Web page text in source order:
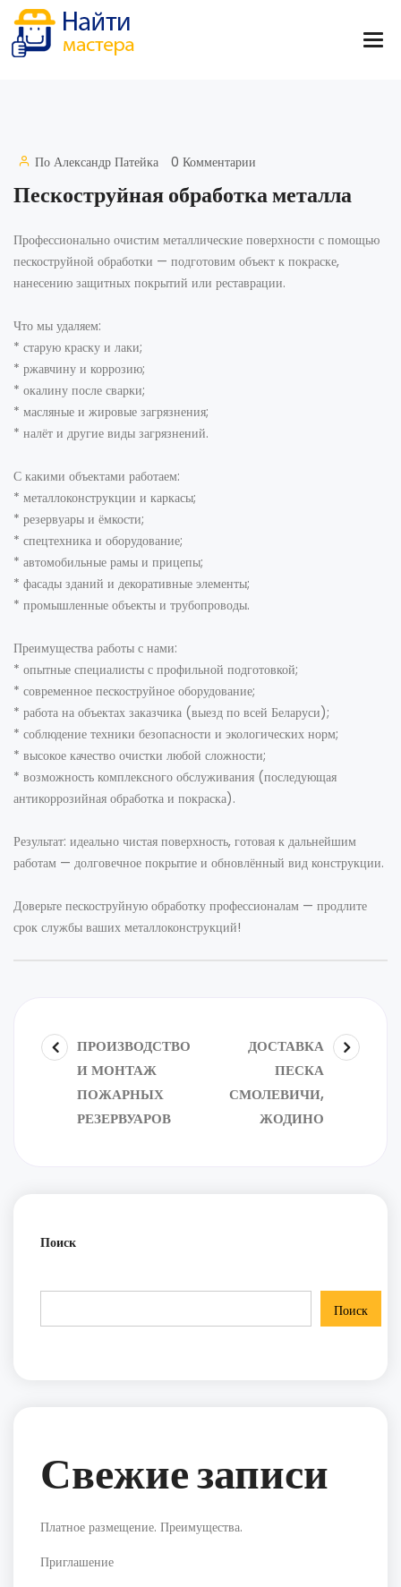
По Александр Патейка 0 Комментарии
Пескоструйная обработка металла
Профессионально очистим металлические поверхности с помощью
пескоструйной обработки — подготовим объект к покраске,
нанесению защитных покрытий или реставрации.
Что мы удаляем:
* старую краску и лаки;
* ржавчину и коррозию;
* окалину после сварки;
* масляные и жировые загрязнения;
* налёт и другие виды загрязнений.
С какими объектами работаем:
* металлоконструкции и каркасы;
* резервуары и ёмкости;
* спецтехника и оборудование;
* автомобильные рамы и прицепы;
* фасады зданий и декоративные элементы;
* промышленные объекты и трубопроводы.
Преимущества работы с нами:
* опытные специалисты с профильной подготовкой;
* современное пескоструйное оборудование;
* работа на объектах заказчика (выезд по всей Беларуси);
* соблюдение техники безопасности и экологических норм;
* высокое качество очистки любой сложности;
* возможность комплексного обслуживания (последующая
антикоррозийная обработка и покраска).
Результат: идеально чистая поверхность, готовая к дальнейшим
работам — долговечное покрытие и обновлённый вид конструкции.
Доверьте пескоструйную обработку профессионалам — продлите
срок службы ваших металлоконструкций!
ПРОИЗВОДСТВО
И МОНТАЖ
ПОЖАРНЫХ
РЕЗЕРВУАРОВ
ДОСТАВКА
ПЕСКА
СМОЛЕВИЧИ,
ЖОДИНО
Поиск
Поиск
Свежие записи
Платное размещение. Преимущества.
Приглашение